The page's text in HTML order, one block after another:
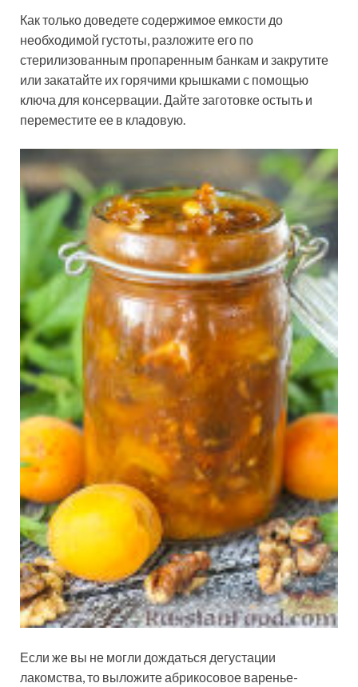
Как только доведете содержимое емкости до
необходимой густоты, разложите его по
стерилизованным пропаренным банкам и закрутите
или закатайте их горячими крышками с помощью
ключа для консервации. Дайте заготовке остыть и
переместите ее в кладовую.
Если же вы не могли дождаться дегустации
лакомства, то выложите абрикосовое варенье-